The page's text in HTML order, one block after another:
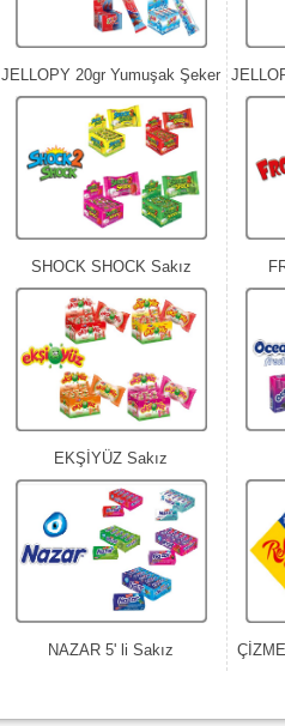
JELLOPY 20gr Yumuşak Şeker
SHOCK SHOCK Sakız
EKŞİYÜZ Sakız
NAZAR 5' li Sakız